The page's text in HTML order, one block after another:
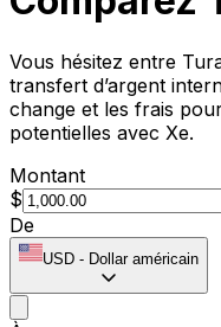
Vous hésitez entre
transfert d’argent
change et les frais
potentielles avec Xe.
Montant
$
De
USD - Dollar américain